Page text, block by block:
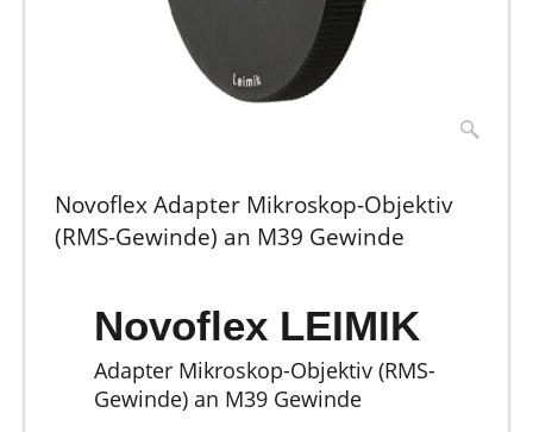
Novoflex Adapter Mikroskop-Objektiv
(RMS-Gewinde) an M39 Gewinde
Novoflex LEIMIK
Adapter Mikroskop-Objektiv (RMS-
Gewinde) an M39 Gewinde